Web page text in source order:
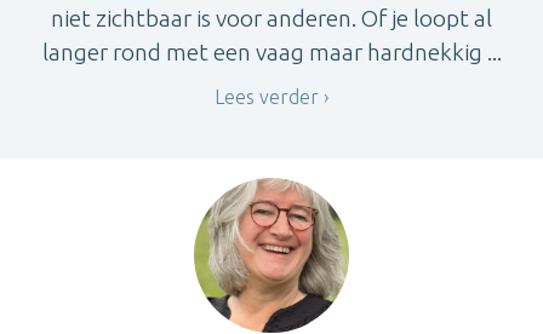
niet zichtbaar is voor anderen. Of je loopt al
langer rond met een vaag maar hardnekkig ...
Lees verder